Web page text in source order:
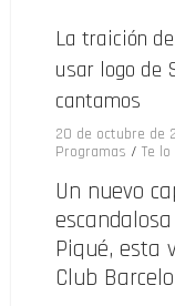
La traición
usar logo de
cantamos
20 de octubre de
Programas / Te
Un nuevo
Piqué, esta
Club